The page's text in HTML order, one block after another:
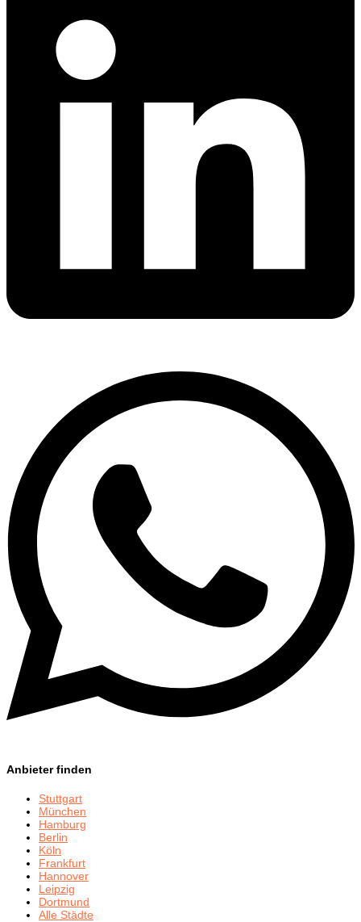
Anbieter finden
Stuttgart
München
Hamburg
Berlin
Köln
Frankfurt
Hannover
Leipzig
Dortmund
Alle Städte